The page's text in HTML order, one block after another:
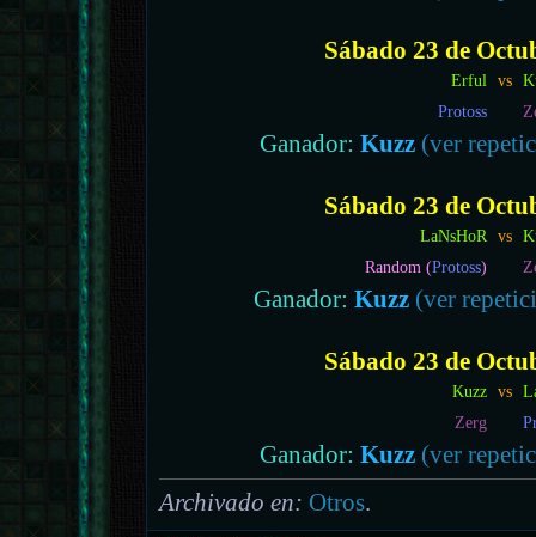
Sábado 23 de
Erful vs
Protoss
Ganador: Kuzz (ver
Sábado 23 de
LaNsHoR vs
Random (Protoss)
Ganador: Kuzz (ver
Sábado 23 de
Kuzz vs
Zerg
Ganador: Kuzz (ver
Archivado en: Otros.